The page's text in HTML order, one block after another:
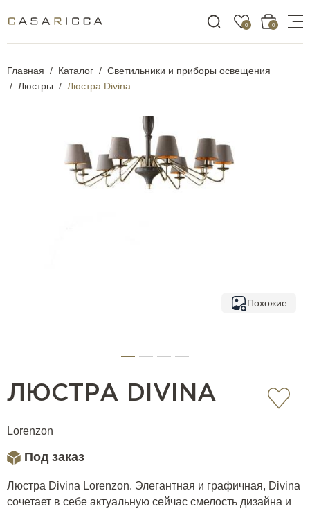
0 0
Главная Каталог
Светильники и приборы освещения
Люстры
Люстра Divina
Похожие
ЛЮСТРА DIVINA
Lorenzon
Под заказ
Люстра Divina Lorenzon. Элегантная и графичная, Divina
сочетает в себе актуальную сейчас смелость дизайна и